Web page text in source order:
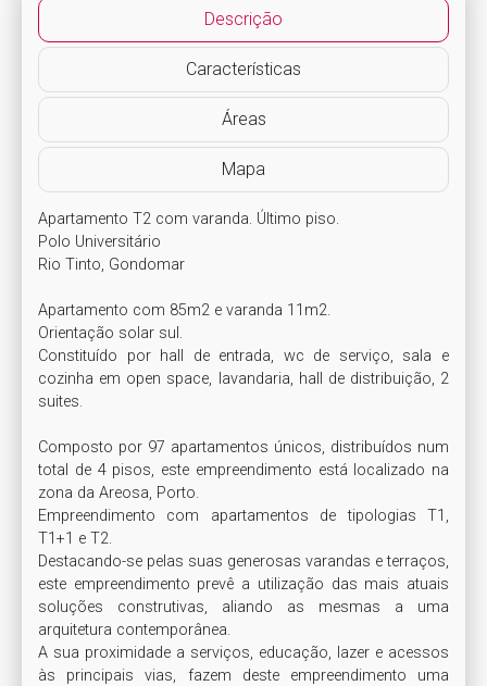
Descrição
Características
Áreas
Mapa
Apartamento T2 com varanda. Último piso.
Polo Universitário
Rio Tinto, Gondomar
Apartamento com 85m2 e varanda 11m2.
Orientação solar sul.
Constituído por hall de entrada, wc de serviço, sala e
cozinha em open space, lavandaria, hall de distribuição, 2
suites.
Composto por 97 apartamentos únicos, distribuídos num
total de 4 pisos, este empreendimento está localizado na
zona da Areosa, Porto.
Empreendimento com apartamentos de tipologias T1,
T1+1 e T2.
Destacando-se pelas suas generosas varandas e terraços,
este empreendimento prevê a utilização das mais atuais
soluções construtivas, aliando as mesmas a uma
arquitetura contemporânea.
A sua proximidade a serviços, educação, lazer e acessos
às principais vias, fazem deste empreendimento uma